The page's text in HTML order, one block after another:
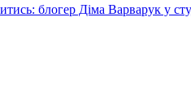
блогер Діма Варварук у